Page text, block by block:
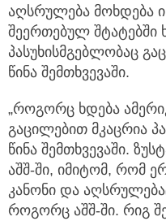
აღსრულება მოხდება
შეერთებულ შტატებში
პასუხისმგებლობაც
წინა შემთხვევაში.
„როგორც ხდება
გაცილებით მკაცრია
წინა შემთხვევაში.
აშშ-ში, იმიტომ, რომ
კანონი და
როგორც აშშ-ში. რიგ